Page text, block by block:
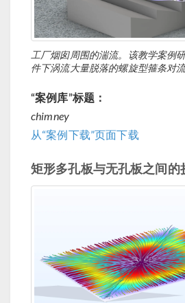
工厂烟囱周围的湍流。该教学案例
件下涡流大量脱落的螺旋型箍条对流
“案例库”标题：
chimney
从“案例下载”页面下载
矩形多孔板与无孔板之间的